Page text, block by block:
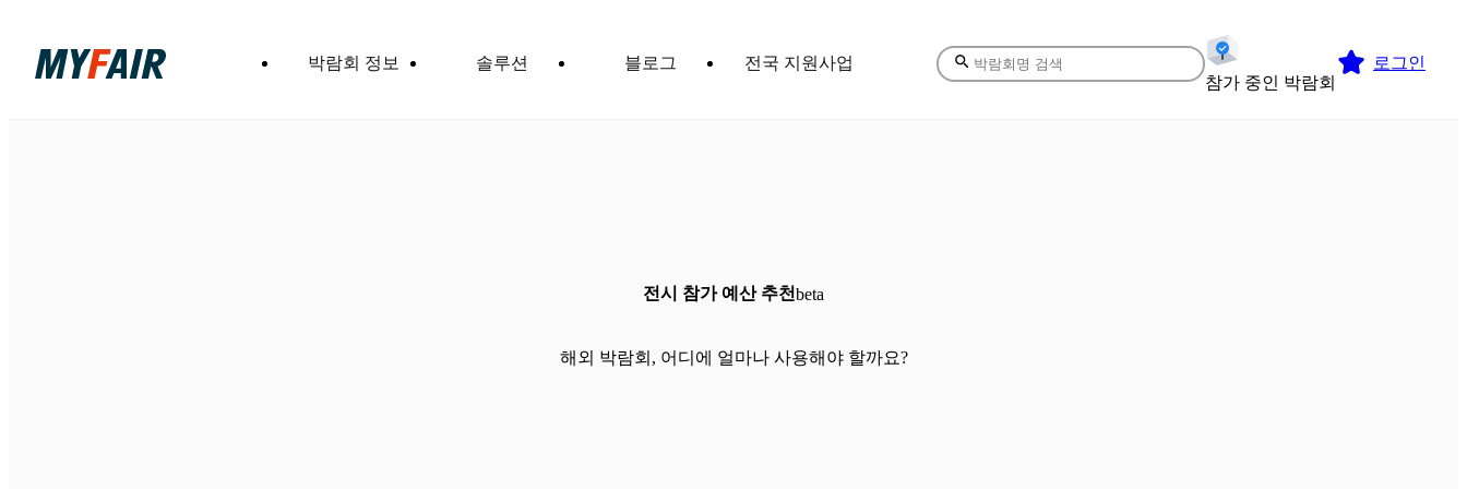
박람회 정보 솔루션 블로그
전국 지원사업
참가 중인 박람회
로그인
전시 참가 예산 추천beta
해외 박람회, 어디에 얼마나 사용해야 할까요?